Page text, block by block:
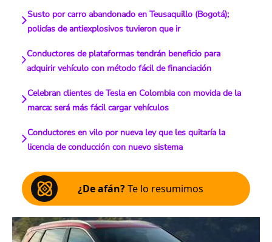
Susto por carro abandonado en Teusaquillo (Bogotá);
policías de antiexplosivos tuvieron que ir
Conductores de plataformas tendrán beneficio para
adquirir vehículo con método fácil de financiación
Celebran clientes de Tesla en Colombia con movida de la
marca: será más fácil cargar vehículos
Conductores en vilo por nueva ley que les quitaría la
licencia de conducción con nuevo sistema
¿De afán?Te lo resumimos